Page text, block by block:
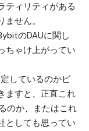
ティリティがある
せん。
のDAUに関し
ちゃけ上がってい
しているのかビ
ますと、正直これ
のか、またはこれ
としても思ってい